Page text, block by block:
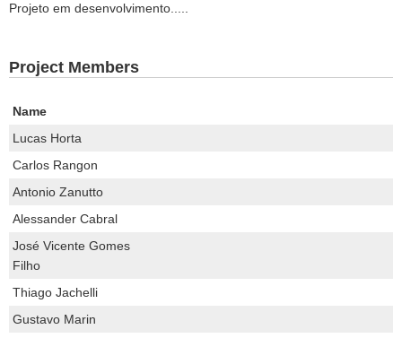
Projeto em desenvolvimento.....
Project Members
Name
Lucas Horta
Carlos Rangon
Antonio Zanutto
Alessander Cabral
José Vicente Gomes
Filho
Thiago Jachelli
Gustavo Marin